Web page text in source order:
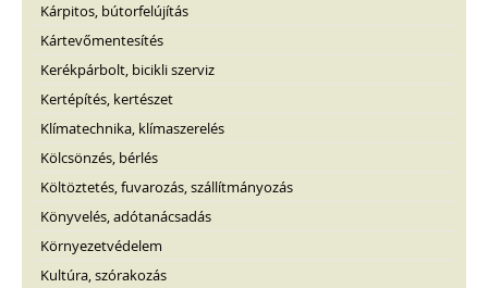
Kárpitos, bútorfelújítás
Kártevőmentesítés
Kerékpárbolt, bicikli szerviz
Kertépítés, kertészet
Klímatechnika, klímaszerelés
Kölcsönzés, bérlés
Költöztetés, fuvarozás, szállítmányozás
Könyvelés, adótanácsadás
Környezetvédelem
Kultúra, szórakozás